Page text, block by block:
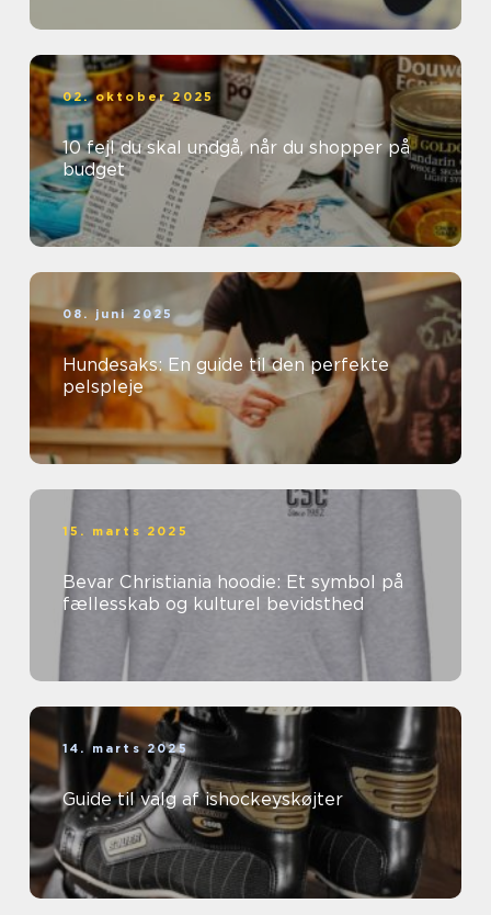
02. oktober 2025
10 fejl du skal undgå, når du shopper på
budget
08. juni 2025
Hundesaks: En guide til den perfekte
pelspleje
15. marts 2025
Bevar Christiania hoodie: Et symbol på
fællesskab og kulturel bevidsthed
14. marts 2025
Guide til valg af ishockeyskøjter